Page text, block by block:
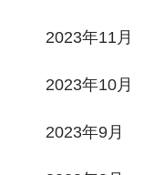
2023年11月
2023年10月
2023年9月